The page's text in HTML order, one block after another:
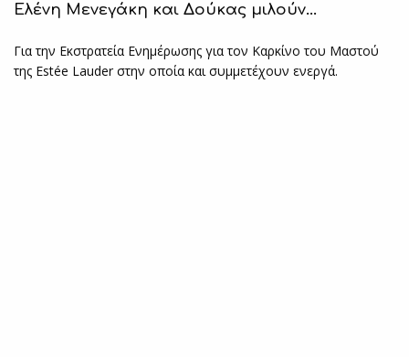
Ελένη Μενεγάκη και Δούκας μιλούν…
Για την Εκστρατεία Ενημέρωσης για τον Καρκίνο του Μαστού
της Estée Lauder στην οποία και συμμετέχουν ενεργά.